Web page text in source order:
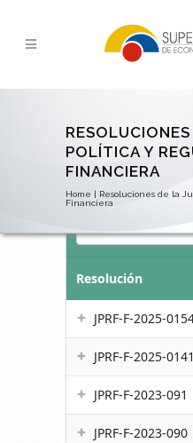
POLÍTICA Y
FINANCIERA
Home | Resoluciones de la
Financiera
Resolución
JPRF-F-2025-
JPRF-F-2025-0141
JPRF-F-2023-091
JPRF-F-2023-090